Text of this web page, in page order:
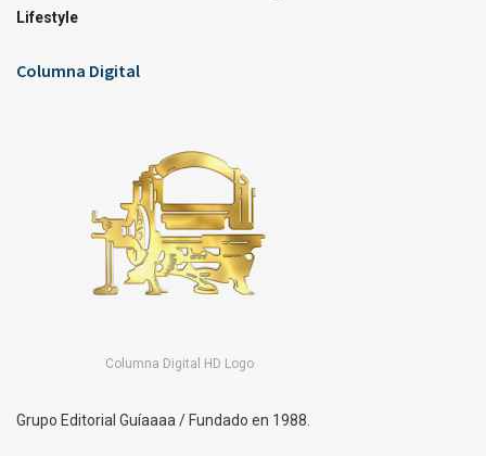
Lifestyle
Columna Digital
Columna Digital HD Logo
Grupo Editorial Guíaaaa / Fundado en 1988.